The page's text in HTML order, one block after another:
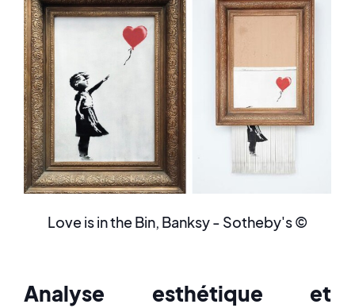
Love is in the Bin, Banksy - Sotheby's ©
Analyse esthétique et